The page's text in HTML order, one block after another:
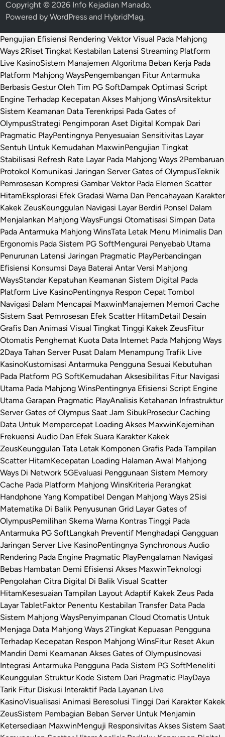
Copyright © 2026 Info Kejadian Manado.
Powered byWordPress and HybridMag.
Pengujian Efisiensi Rendering Vektor Visual Pada Mahjong
Ways 2Riset Tingkat Kestabilan Latensi Streaming Platform
Live KasinoSistem Manajemen Algoritma Beban Kerja Pada
Platform Mahjong WaysPengembangan Fitur Antarmuka
Berbasis Gestur Oleh Tim PG SoftDampak Optimasi Script
Engine Terhadap Kecepatan Akses Mahjong WinsArsitektur
Sistem Keamanan Data Terenkripsi Pada Gates of
OlympusStrategi Pengimporan Aset Digital Kompak Dari
Pragmatic PlayPentingnya Penyesuaian Sensitivitas Layar
Sentuh Untuk Kemudahan MaxwinPengujian Tingkat
Stabilisasi Refresh Rate Layar Pada Mahjong Ways 2Pembaruan
Protokol Komunikasi Jaringan Server Gates of OlympusTeknik
Pemrosesan Kompresi Gambar Vektor Pada Elemen Scatter
HitamEksplorasi Efek Gradasi Warna Dan Pencahayaan Karakter
Kakek ZeusKeunggulan Navigasi Layar Berdiri Ponsel Dalam
Menjalankan Mahjong WaysFungsi Otomatisasi Simpan Data
Pada Antarmuka Mahjong WinsTata Letak Menu Minimalis Dan
Ergonomis Pada Sistem PG SoftMengurai Penyebab Utama
Penurunan Latensi Jaringan Pragmatic PlayPerbandingan
Efisiensi Konsumsi Daya Baterai Antar Versi Mahjong
WaysStandar Kepatuhan Keamanan Sistem Digital Pada
Platform Live KasinoPentingnya Respon Cepat Tombol
Navigasi Dalam Mencapai MaxwinManajemen Memori Cache
Sistem Saat Pemrosesan Efek Scatter HitamDetail Desain
Grafis Dan Animasi Visual Tingkat Tinggi Kakek ZeusFitur
Otomatis Penghemat Kuota Data Internet Pada Mahjong Ways
2Daya Tahan Server Pusat Dalam Menampung Trafik Live
KasinoKustomisasi Antarmuka Pengguna Sesuai Kebutuhan
Pada Platform PG SoftKemudahan Aksesibilitas Fitur Navigasi
Utama Pada Mahjong WinsPentingnya Efisiensi Script Engine
Utama Garapan Pragmatic PlayAnalisis Ketahanan Infrastruktur
Server Gates of Olympus Saat Jam SibukProsedur Caching
Data Untuk Mempercepat Loading Akses MaxwinKejernihan
Frekuensi Audio Dan Efek Suara Karakter Kakek
ZeusKeunggulan Tata Letak Komponen Grafis Pada Tampilan
Scatter HitamKecepatan Loading Halaman Awal Mahjong
Ways Di Network 5GEvaluasi Penggunaan Sistem Memory
Cache Pada Platform Mahjong WinsKriteria Perangkat
Handphone Yang Kompatibel Dengan Mahjong Ways 2Sisi
Matematika Di Balik Penyusunan Grid Layar Gates of
OlympusPemilihan Skema Warna Kontras Tinggi Pada
Antarmuka PG SoftLangkah Preventif Menghadapi Gangguan
Jaringan Server Live KasinoPentingnya Synchronous Audio
Rendering Pada Engine Pragmatic PlayPengalaman Navigasi
Bebas Hambatan Demi Efisiensi Akses MaxwinTeknologi
Pengolahan Citra Digital Di Balik Visual Scatter
HitamKesesuaian Tampilan Layout Adaptif Kakek Zeus Pada
Layar TabletFaktor Penentu Kestabilan Transfer Data Pada
Sistem Mahjong WaysPenyimpanan Cloud Otomatis Untuk
Menjaga Data Mahjong Ways 2Tingkat Kepuasan Pengguna
Terhadap Kecepatan Respon Mahjong WinsFitur Reset Akun
Mandiri Demi Keamanan Akses Gates of OlympusInovasi
Integrasi Antarmuka Pengguna Pada Sistem PG SoftMeneliti
Keunggulan Struktur Kode Sistem Dari Pragmatic PlayDaya
Tarik Fitur Diskusi Interaktif Pada Layanan Live
KasinoVisualisasi Animasi Beresolusi Tinggi Dari Karakter Kakek
ZeusSistem Pembagian Beban Server Untuk Menjamin
Ketersediaan MaxwinMenguji Responsivitas Akses Sistem Saat